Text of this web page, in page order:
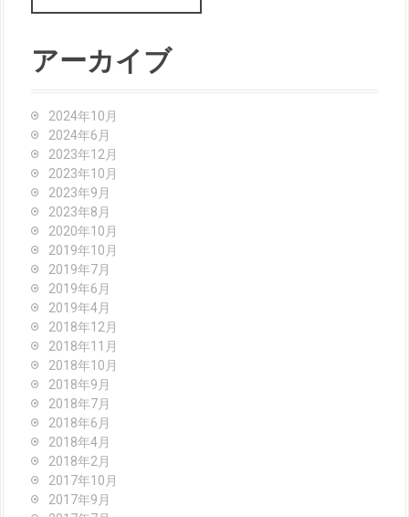
a
c
h
アーカイブ
2024年10月
2024年6月
2023年12月
2023年10月
2023年9月
2023年8月
2020年10月
2019年10月
2019年7月
2019年6月
2019年4月
2018年12月
2018年11月
2018年10月
2018年9月
2018年7月
2018年6月
2018年4月
2018年2月
2017年10月
2017年9月